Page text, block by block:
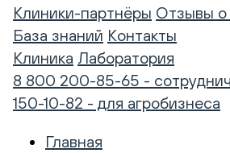
Клиники-партнёры Отзывы о
База знаний Контакты
Клиника Лаборатория
8 800 200-85-65 -
150-10-82 - для агробизнеса
Главная